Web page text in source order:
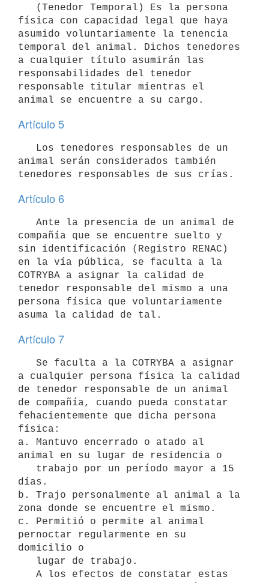
física con capacidad legal que haya
asumido voluntariamente la tenencia
temporal del animal. Dichos tenedores
a cualquier título asumirán las
responsabilidades del tenedor
responsable titular mientras el
Artículo 5
animal serán considerados también
Artículo 6
compañía que se encuentre suelto y
sin identificación (Registro RENAC)
en la vía pública, se faculta a la
COTRYBA a asignar la calidad de
tenedor responsable del mismo a una
persona física que voluntariamente
Artículo 7
a cualquier persona física la calidad
de tenedor responsable de un animal
de compañía, cuando pueda constatar
fehacientemente que dicha persona
física:
a. Mantuvo encerrado o atado al
animal en su lugar de residencia o
días.
b. Trajo personalmente al animal a la
zona donde se encuentre el mismo.
c. Permitió o permite al animal
pernoctar regularmente en su
domicilio o